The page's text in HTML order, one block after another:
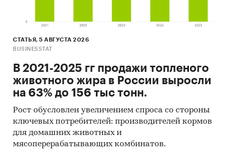
СТАТЬЯ, 5 АВГУСТА 2026
BUSINESSTAT
В 2021-2025 гг продажи топленого
животного жира в России выросли
на 63% до 156 тыс тонн.
Рост обусловлен увеличением спроса со стороны
ключевых потребителей: производителей кормов
для домашних животных и
мясоперерабатывающих комбинатов.